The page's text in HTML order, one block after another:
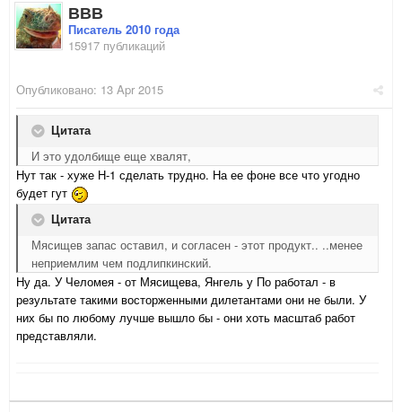
ВВВ
Писатель 2010 года
15917 публикаций
Опубликовано: 13 Apr 2015
Цитата
И это удолбище еще хвалят,
Нут так - хуже Н-1 сделать трудно. На ее фоне все что угодно
будет гут
Цитата
Мясищев запас оставил, и согласен - этот продукт.. ..менее
неприемлим чем подлипкинский.
Ну да. У Челомея - от Мясищева, Янгель у По работал - в
результате такими восторженными дилетантами они не были. У
них бы по любому лучше вышло бы - они хоть масштаб работ
представляли.